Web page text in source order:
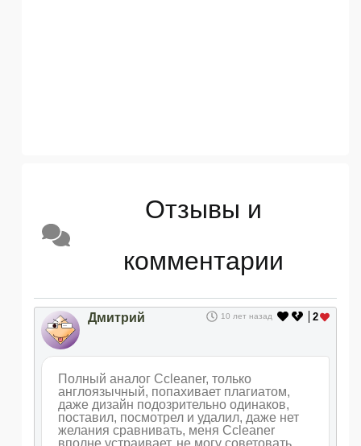
Отзывы и
комментарии
2
Дмитрий 10 лет назад
Полный аналог Ccleaner, только
англоязычный, попахивает плагиатом,
даже дизайн подозрительно одинаков,
поставил, посмотрел и удалил, даже нет
желания сравнивать, меня Ccleaner